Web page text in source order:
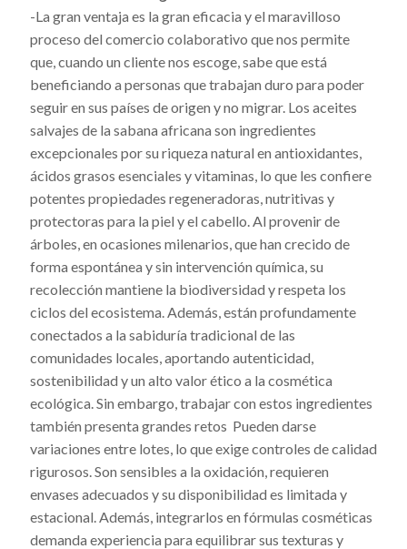
-La gran ventaja es la gran eficacia y el maravilloso
proceso del comercio colaborativo que nos permite
que, cuando un cliente nos escoge, sabe que está
beneficiando a personas que trabajan duro para poder
seguir en sus países de origen y no migrar. Los aceites
salvajes de la sabana africana son ingredientes
excepcionales por su riqueza natural en antioxidantes,
ácidos grasos esenciales y vitaminas, lo que les confiere
potentes propiedades regeneradoras, nutritivas y
protectoras para la piel y el cabello. Al provenir de
árboles, en ocasiones milenarios, que han crecido de
forma espontánea y sin intervención química, su
recolección mantiene la biodiversidad y respeta los
ciclos del ecosistema. Además, están profundamente
conectados a la sabiduría tradicional de las
comunidades locales, aportando autenticidad,
sostenibilidad y un alto valor ético a la cosmética
ecológica. Sin embargo, trabajar con estos ingredientes
también presenta grandes retos Pueden darse
variaciones entre lotes, lo que exige controles de calidad
rigurosos. Son sensibles a la oxidación, requieren
envases adecuados y su disponibilidad es limitada y
estacional. Además, integrarlos en fórmulas cosméticas
demanda experiencia para equilibrar sus texturas y